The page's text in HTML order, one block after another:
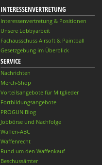
INTERESSENVERTRETUNG
Interessenvertretung & Positionen
Unsere Lobbyarbeit
Fachausschuss Airsoft & Paintball
Gesetzgebung im Überblick
SERVICE
Nachrichten
Merch-Shop
Vorteilsangebote für Mitglieder
Fortbildungsangebote
PROGUN Blog
Jobbörse und Nachfolge
Waffen-ABC
Waffenrecht
Rund um den Waffenkauf
Beschussämter